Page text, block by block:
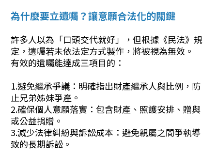
為什麼要立遺囑？讓意願合法化的關鍵
許多人以為「口頭交代就好」，但根據《民法》規
定，遺囑若未依法定方式製作，將被視為無效。
有效的遺囑能達成三項目的：
1.避免繼承爭議：明確指出財產繼承人與比例，防
止兄弟姊妹爭產。
2.確保個人意願落實：包含財產、照護安排、贈與
或公益捐贈。
3.減少法律糾紛與訴訟成本：避免親屬之間爭執導
致的長期訴訟。